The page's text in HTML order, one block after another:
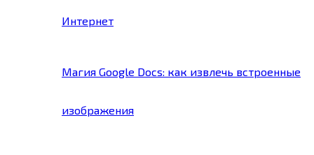
Интернет
Магия Google Docs: как извлечь встроенные
изображения